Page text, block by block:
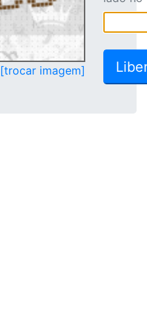
[trocar imagem]